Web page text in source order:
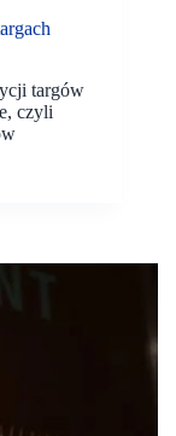
targów
czyli